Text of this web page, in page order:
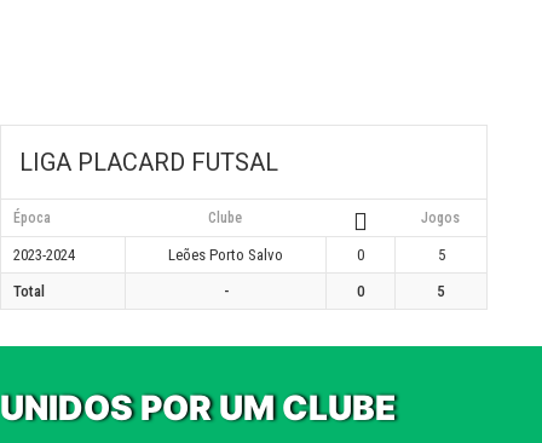
LIGA PLACARD FUTSAL
Época Clube Jogos
2023-2024 Leões Porto Salvo 0
5
Total
- 0 5
UNIDOS POR UM CLUBE